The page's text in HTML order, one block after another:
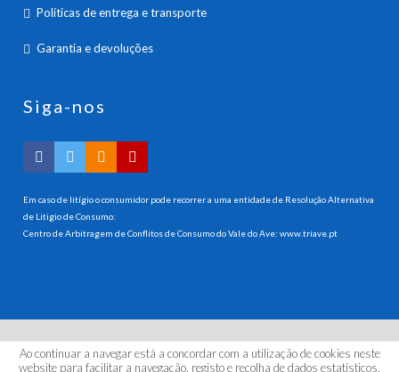
Políticas de entrega e transporte
Garantia e devoluções
Siga-nos
Em caso de litígio o consumidor pode recorrer a uma entidade de Resolução Alternativa
de Litigio de Consumo:
Centro de Arbitragem de Conflitos de Consumo do Vale do Ave:www.triave.pt
© 2026 HANNA INSTRUMENTS PORTUGAL, LDA. Todos os
Ao continuar a navegar está a concordar com a utilização de cookies neste
website para facilitar a navegação, registo e recolha de dados estatísticos.